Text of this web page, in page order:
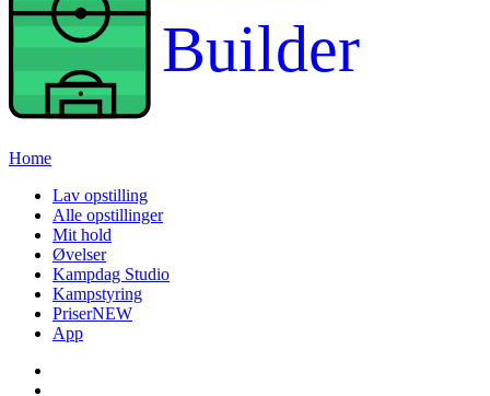
Builder
Home
Lav opstilling
Alle opstillinger
Mit hold
Øvelser
Kampdag Studio
Kampstyring
PriserNEW
App